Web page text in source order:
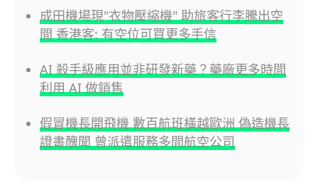
成田機場現"衣物壓縮機" 助旅客行李騰出空
間 香港客: 有空位可買更多手信
AI 殺手級應用並非研發新藥？藥廠更多時間
利用 AI 做銷售
假冒機長開飛機 數百航班橫越歐洲 偽造機長
證書醜聞 曾派遣服務多間航空公司